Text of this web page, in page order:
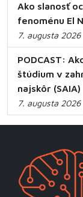
Ako slanosť
fenoménu El
7. augusta 2026
PODCAST:
štúdium v
najskôr (SAIA)
7. augusta 2026